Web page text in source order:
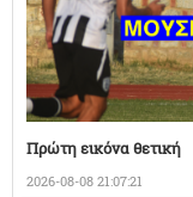
Πρώτη εικόνα θετική
2026-08-08 21:07:21